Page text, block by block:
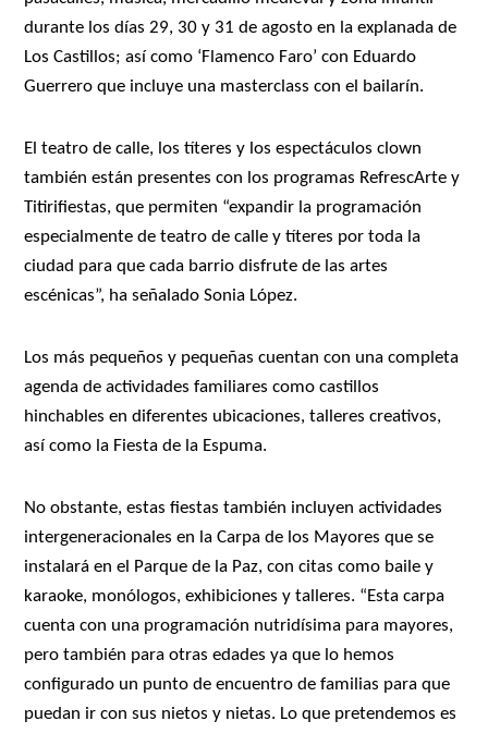
durante los días 29, 30 y 31 de agosto en la explanada de
Los Castillos; así como ‘Flamenco Faro’ con Eduardo
Guerrero que incluye una masterclass con el bailarín.
El teatro de calle, los títeres y los espectáculos clown
también están presentes con los programas RefrescArte y
Titirifiestas, que permiten “expandir la programación
especialmente de teatro de calle y títeres por toda la
ciudad para que cada barrio disfrute de las artes
escénicas”, ha señalado Sonia López.
Los más pequeños y pequeñas cuentan con una completa
agenda de actividades familiares como castillos
hinchables en diferentes ubicaciones, talleres creativos,
así como la Fiesta de la Espuma.
No obstante, estas fiestas también incluyen actividades
intergeneracionales en la Carpa de los Mayores que se
instalará en el Parque de la Paz, con citas como baile y
karaoke, monólogos, exhibiciones y talleres. “Esta carpa
cuenta con una programación nutridísima para mayores,
pero también para otras edades ya que lo hemos
configurado un punto de encuentro de familias para que
puedan ir con sus nietos y nietas. Lo que pretendemos es